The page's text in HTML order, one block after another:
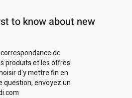
to know about new